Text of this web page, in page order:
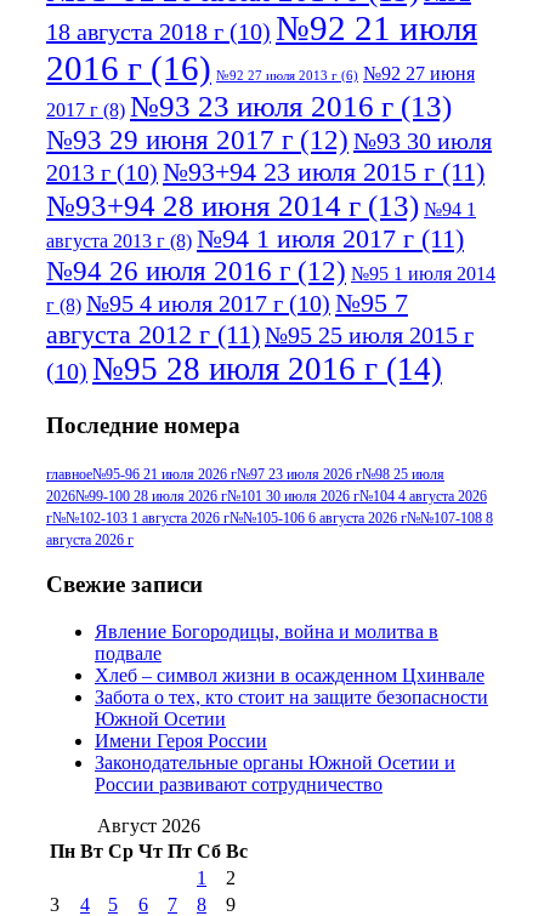
18 августа 2018 г (10) №92 21 июля
2016 г (16) №92 27 июля 2013 г (6) №92 27 июня
2017 г (8) №93 23 июля 2016 г (13)
№93 29 июня 2017 г (12) №93 30 июля
2013 г (10) №93+94 23 июля 2015 г (11)
№93+94 28 июня 2014 г (13) №94 1
августа 2013 г (8) №94 1 июля 2017 г (11)
№94 26 июля 2016 г (12) №95 1 июля 2014
г (8) №95 4 июля 2017 г (10) №95 7
августа 2012 г (11)№95 25 июля 2015 г
(10) №95 28 июля 2016 г (14)
июля 2017 г(11)№96 9 августа 2012
г(13) №96 28 июля 2015 г(9) №96+97 3
июля 2014 г(10)№96+97 30 июля
2016 г(13)
июля 2017 г
2012 г
(15)
№97 30 июля 2015 г
(15)№98 1 августа 2015 г
августа 2016 г(10)№98 5 июля 2014 г(10)
№98 8 августа 2013 г
августа 2012 г(14) №98+99 11 июля
2017 г(9)
№99 4 августа
2016 г(12) №99 8 июля 2014 г
августа 2012 г(11)
августа 2013 г
(12)
Последние номера
главное№95-96 21 июля 2026 г№97 23 июля 2026 г№98 25 июля
2026№99-100 28 июля 2026 г№101 30 июля 2026 г№104 4 августа 2026
г№№102-103 1 августа 2026 г№№105-106 6 августа 2026 г№№107-108 8
августа 2026 г
Свежие записи
Явление Богородицы, война и молитва в
подвале
Хлеб – символ жизни в осажденном Цхинвале
Забота о тех, кто стоит на защите безопасности
Южной Осетии
Имени Героя России
Законодательные органы Южной Осетии и
России развивают сотрудничество
Август 2026
Пн Вт Ср Чт Пт Сб Вс
1
2
3
4 5 6 7 8
9